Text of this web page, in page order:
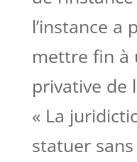
l’instance a
mettre fin à
privative de
« La
statuer